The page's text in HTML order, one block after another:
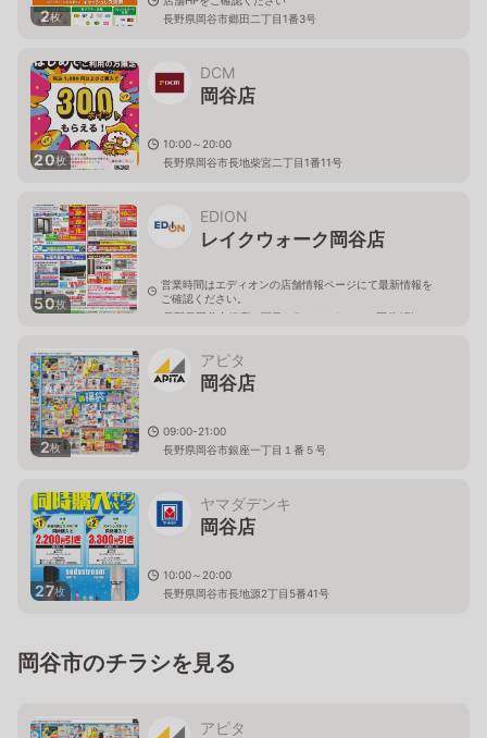
2枚
長野県岡谷市郷田二丁目1番3号
20枚
DCM
岡谷店
10:00～20:00
長野県岡谷市長地柴宮二丁目1番11号
50枚
EDION
レイクウォーク岡谷店
営業時間はエディオンの店舗情報ページにて最新情報を
ご確認ください。
長野県岡谷市銀座一丁目1-5レイクウォーク岡谷3階
2枚
アピタ
岡谷店
09:00-21:00
長野県岡谷市銀座一丁目１番５号
27枚
ヤマダデンキ
岡谷店
10:00～20:00
長野県岡谷市長地源2丁目5番41号
岡谷市のチラシを見る
アピタ